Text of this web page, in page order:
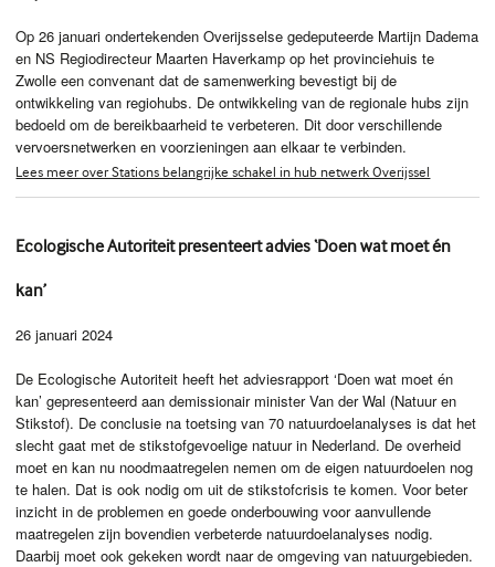
Op 26 januari ondertekenden Overijsselse gedeputeerde Martijn Dadema
en NS Regiodirecteur Maarten Haverkamp op het provinciehuis te
Zwolle een convenant dat de samenwerking bevestigt bij de
ontwikkeling van regiohubs. De ontwikkeling van de regionale hubs zijn
bedoeld om de bereikbaarheid te verbeteren. Dit door verschillende
vervoersnetwerken en voorzieningen aan elkaar te verbinden.
Lees meer over Stations belangrijke schakel in hub netwerk Overijssel
Ecologische Autoriteit presenteert advies ‘Doen wat moet én
kan’
26 januari 2024
De Ecologische Autoriteit heeft het adviesrapport ‘Doen wat moet én
kan’ gepresenteerd aan demissionair minister Van der Wal (Natuur en
Stikstof). De conclusie na toetsing van 70 natuurdoelanalyses is dat het
slecht gaat met de stikstofgevoelige natuur in Nederland. De overheid
moet en kan nu noodmaatregelen nemen om de eigen natuurdoelen nog
te halen. Dat is ook nodig om uit de stikstofcrisis te komen. Voor beter
inzicht in de problemen en goede onderbouwing voor aanvullende
maatregelen zijn bovendien verbeterde natuurdoelanalyses nodig.
Daarbij moet ook gekeken wordt naar de omgeving van natuurgebieden.